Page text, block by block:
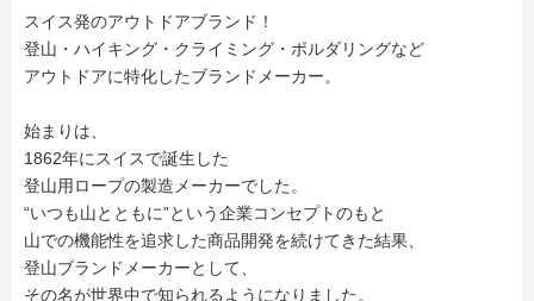
スイス発のアウトドアブランド！
登山・ハイキング・クライミング・ボルダリングなど
アウトドアに特化したブランドメーカー。
始まりは、
1862年にスイスで誕生した
登山用ロープの製造メーカーでした。
“いつも山とともに”という企業コンセプトのもと
山での機能性を追求した商品開発を続けてきた結果、
登山ブランドメーカーとして、
その名が世界中で知られるようになりました。